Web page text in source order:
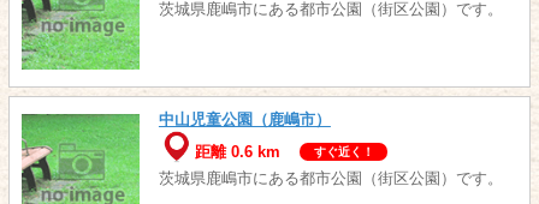
茨城県鹿嶋市にある都市公園（街区公園）です。
中山児童公園（鹿嶋市）
距離 0.6 km
すぐ近く！
茨城県鹿嶋市にある都市公園（街区公園）です。